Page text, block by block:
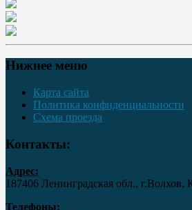
Нижнее меню
Карта сайта
Политика конфиденциальности
Схема проезда
Контакты:
Адрес:
187406 Ленинградская обл., г.Волхов,
Телефоны: